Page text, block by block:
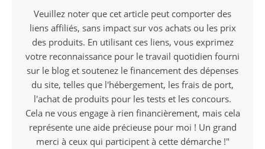
Veuillez noter que cet article peut comporter des
liens affiliés, sans impact sur vos achats ou les prix
des produits. En utilisant ces liens, vous exprimez
votre reconnaissance pour le travail quotidien fourni
sur le blog et soutenez le financement des dépenses
du site, telles que l'hébergement, les frais de port,
l'achat de produits pour les tests et les concours.
Cela ne vous engage à rien financièrement, mais cela
représente une aide précieuse pour moi ! Un grand
merci à ceux qui participent à cette démarche !"